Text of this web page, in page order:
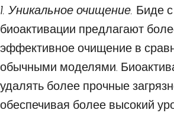
1. Уникальное очищение. Биде
биоактивации предлагают
эффективное очищение в
обычными моделями.
удалять более прочные
обеспечивая более высокий